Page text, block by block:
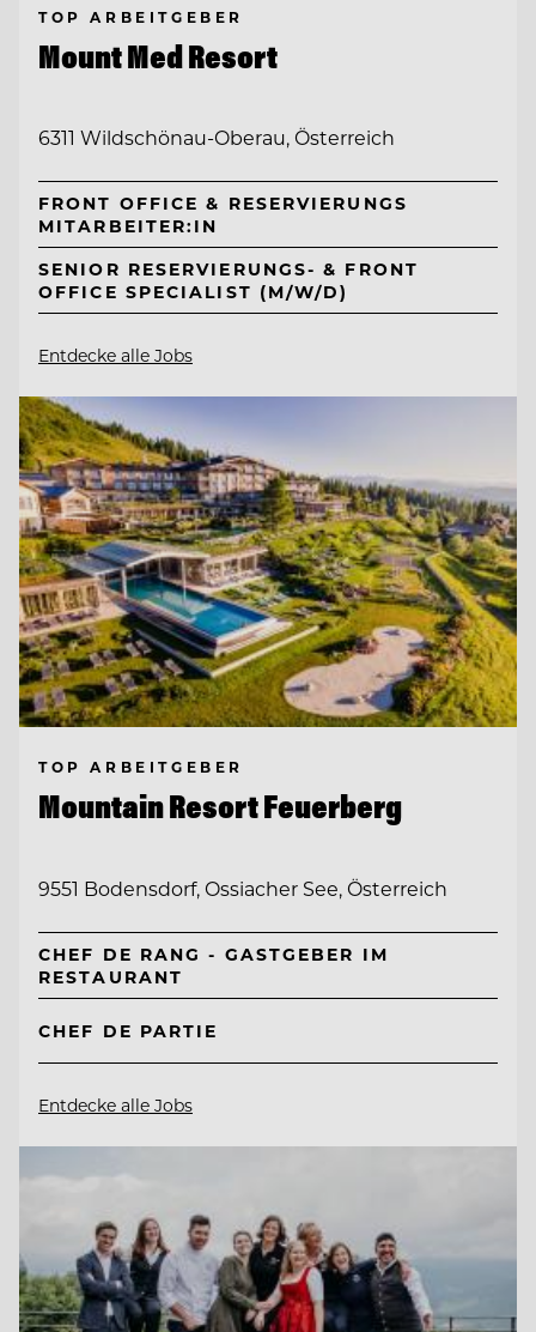
TOP ARBEITGEBER
Mount Med Resort
6311 Wildschönau-Oberau, Österreich
FRONT OFFICE & RESERVIERUNGS
MITARBEITER:IN
SENIOR RESERVIERUNGS- & FRONT
OFFICE SPECIALIST (M/W/D)
Entdecke alle Jobs
TOP ARBEITGEBER
Mountain Resort Feuerberg
9551 Bodensdorf, Ossiacher See, Österreich
CHEF DE RANG - GASTGEBER IM
RESTAURANT
CHEF DE PARTIE
Entdecke alle Jobs